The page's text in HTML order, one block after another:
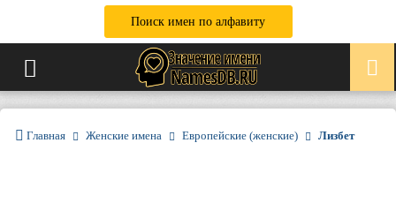
Поиск имен по алфавиту
Главная Женские имена Европейские (женские) Лизбет